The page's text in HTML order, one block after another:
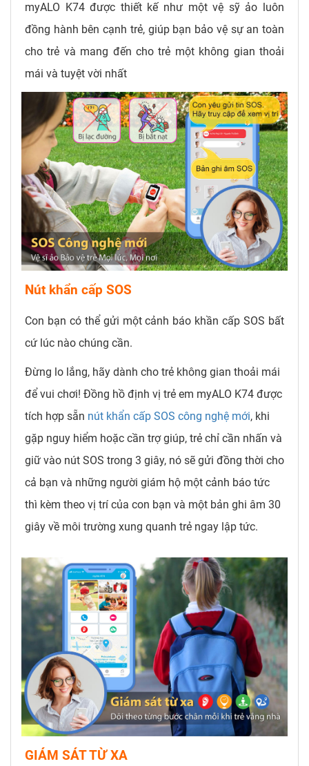
myALO K74 được thiết kế như một vệ sỹ ảo luôn
đồng hành bên cạnh trẻ, giúp bạn bảo vệ sự an toàn
cho trẻ và mang đến cho trẻ một không gian thoải
mái và tuyệt vời nhất
Nút khẩn cấp SOS
Con bạn có thể gửi một cảnh báo khần cấp SOS bất
cứ lúc nào chúng cần.
Đừng lo lắng, hãy dành cho trẻ không gian thoải mái
để vui chơi! Đồng hồ định vị trẻ em myALO K74 được
tích hợp sẵn nút khẩn cấp SOS công nghệ mới, khi
gặp nguy hiểm hoặc cần trợ giúp, trẻ chỉ cần nhấn và
giữ vào nút SOS trong 3 giây, nó sẽ gửi đồng thời cho
cả bạn và những người giám hộ một cảnh báo tức
thì kèm theo vị trí của con bạn và một bản ghi âm 30
giây về môi trường xung quanh trẻ ngay lập tức.
GIÁM SÁT TỪ XA